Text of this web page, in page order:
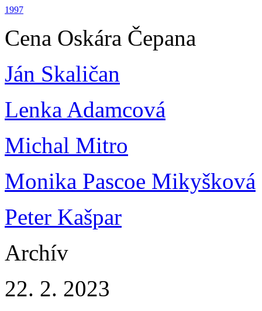
1997
Cena Oskára Čepana
Ján Skaličan
Lenka Adamcová
Michal Mitro
Monika Pascoe Mikyšková
Peter Kašpar
Archív
22. 2. 2023